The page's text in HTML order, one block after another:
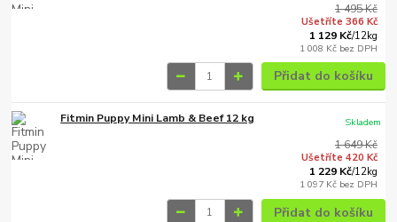
1 495 Kč
Ušetříte 366 Kč
1 129 Kč/12kg
1 008 Kč bez DPH
Přidat do košíku
Fitmin Puppy Mini Lamb & Beef 12 kg
1 649 Kč
Ušetříte 420 Kč
1 229 Kč/12kg
1 097 Kč bez DPH
Skladem
Přidat do košíku